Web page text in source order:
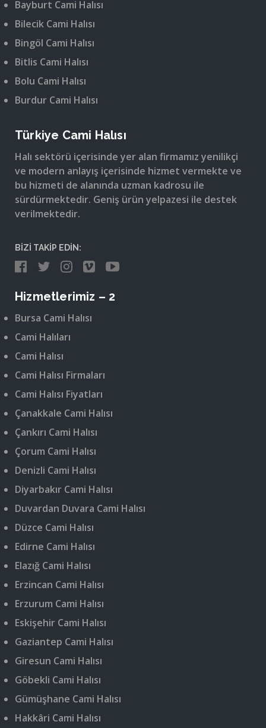
Bayburt Cami Halısı
Bilecik Cami Halısı
Bingöl Cami Halısı
Bitlis Cami Halısı
Bolu Cami Halısı
Burdur Cami Halısı
Türkiye Cami Halısı
Halı sektörü içerisinde yer alan firmamız yenilikçi
ve modern anlayış içerisinde hizmet vermekte ve
bu hizmeti de alanında uzman kadrosu ile
sürdürmektedir. Geniş ürün yelpazesi ile destek
verilmektedir.
BİZİ TAKİP EDİN:
Hizmetlerimiz – 2
Bursa Cami Halısı
Cami Halıları
Cami Halısı
Cami Halısı Firmaları
Cami Halısı Fiyatları
Çanakkale Cami Halısı
Çankırı Cami Halısı
Çorum Cami Halısı
Denizli Cami Halısı
Diyarbakır Cami Halısı
Duvardan Duvara Cami Halısı
Düzce Cami Halısı
Edirne Cami Halısı
Elazığ Cami Halısı
Erzincan Cami Halısı
Erzurum Cami Halısı
Eskişehir Cami Halısı
Gaziantep Cami Halısı
Giresun Cami Halısı
Göbekli Cami Halısı
Gümüşhane Cami Halısı
Hakkâri Cami Halısı